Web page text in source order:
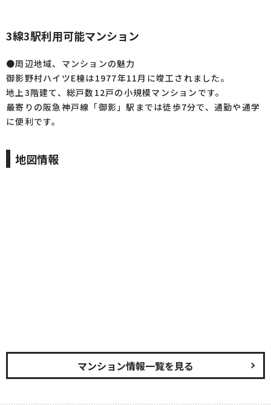
3線3駅利用可能マンション
●周辺地域、マンションの魅力
御影野村ハイツE棟は1977年11月に竣工されました。
地上3階建て、総戸数12戸の小規模マンションです。
最寄りの阪急神戸線「御影」駅までは徒歩7分で、通勤や通学
に便利です。
地図情報
マンション情報一覧を見る